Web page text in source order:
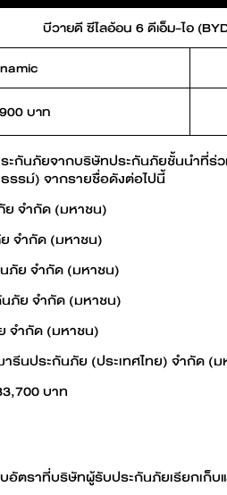
บีวายดี ซีไลอ้อน 6 ดีเอ็ม-ไอ
บาท
ะกันภัยจากบริษัทประกันภัยชั้นนำที่ร่
รม์) จากรายชื่อดังต่อไปนี้
ย จำกัด (มหาชน)
จำกัด (มหาชน)
ภัย จำกัด (มหาชน)
ภัย จำกัด (มหาชน)
จำกัด (มหาชน)
รีนประกันภัย (ประเทศไทย) จำกัด (
บาท
ตราที่บริษัทผู้รับประกันภัยเรียกเก็บ